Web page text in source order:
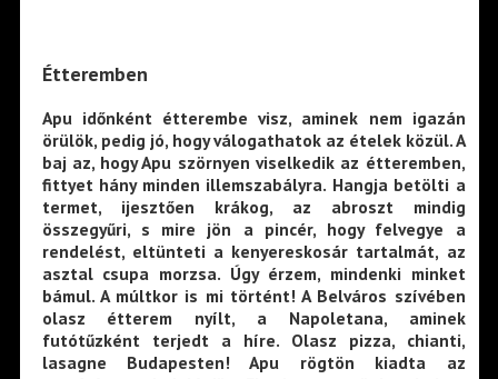
Étteremben
Apu időnként étterembe visz, aminek nem igazán
örülök, pedig jó, hogy válogathatok az ételek közül. A
baj az, hogy Apu szörnyen viselkedik az étteremben,
fittyet hány minden illemszabályra. Hangja betölti a
termet, ijesztően krákog, az abroszt mindig
összegyűri, s mire jön a pincér, hogy felvegye a
rendelést, eltünteti a kenyereskosár tartalmát, az
asztal csupa morzsa. Úgy érzem, mindenki minket
bámul. A múltkor is mi történt! A Belváros szívében
olasz étterem nyílt, a Napoletana, aminek
futótűzként terjedt a híre. Olasz pizza, chianti,
lasagne Budapesten! Apu rögtön kiadta az